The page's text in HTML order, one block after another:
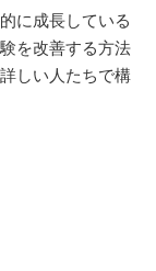
に成長している
を改善する方法
しい人たちで構